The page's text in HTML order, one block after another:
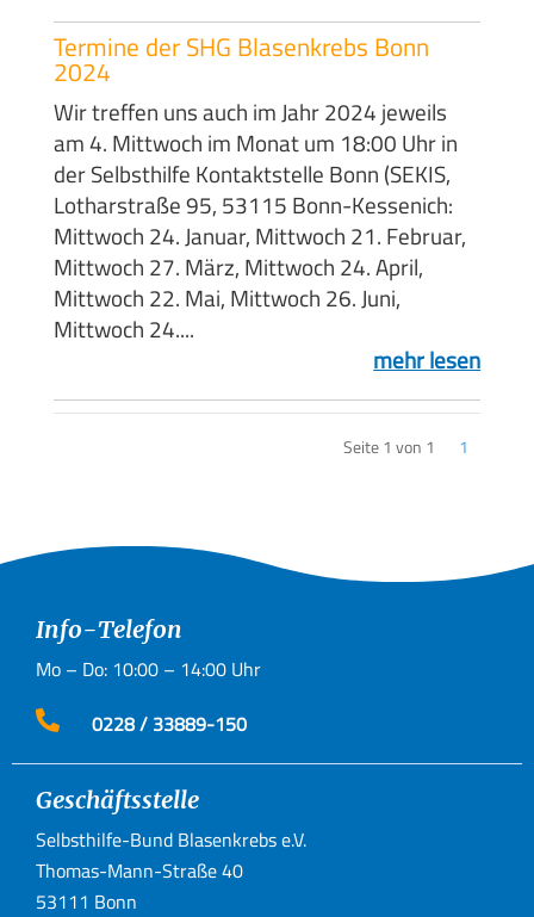
Termine der SHG Blasenkrebs Bonn
2024
Wir treffen uns auch im Jahr 2024 jeweils
am 4. Mittwoch im Monat um 18:00 Uhr in
der Selbsthilfe Kontaktstelle Bonn (SEKIS,
Lotharstraße 95, 53115 Bonn-Kessenich:
Mittwoch 24. Januar, Mittwoch 21. Februar,
Mittwoch 27. März, Mittwoch 24. April,
Mittwoch 22. Mai, Mittwoch 26. Juni,
Mittwoch 24....
mehr lesen
Seite 1 von 1 1
Info-Telefon
Mo – Do: 10:00 – 14:00 Uhr
 0228 / 33889-150
Geschäftsstelle
Selbsthilfe-Bund Blasenkrebs e.V.
Thomas-Mann-Straße 40
53111 Bonn